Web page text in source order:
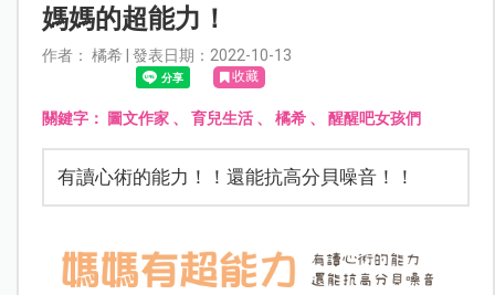
媽媽的超能力！
作者： 橘希 | 發表日期：2022-10-13
收藏
關鍵字： 圖文作家、 育兒生活、 橘希、 醒醒吧女孩們
有讀心術的能力！！還能抗高分貝噪音！！